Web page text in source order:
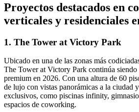
Proyectos destacados en
verticales y residenciales
1. The Tower at Victory Park
Ubicado en una de las zonas más
The Tower at Victory Park continúa siendo
premium en 2026. Con una altura de 60
de lujo con vistas panorámicas a la ciudad
exclusivos, como piscinas infinity,
espacios de coworking.